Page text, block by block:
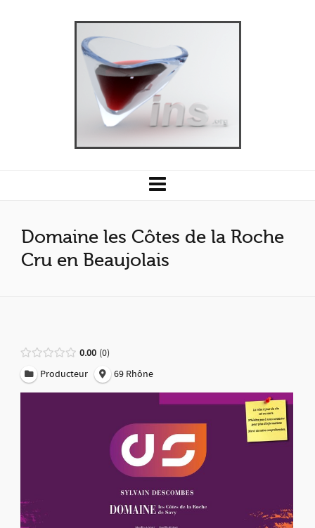
Domaine les Côtes de la Roche
Cru en Beaujolais
0.00 0
Producteur
69 Rhône